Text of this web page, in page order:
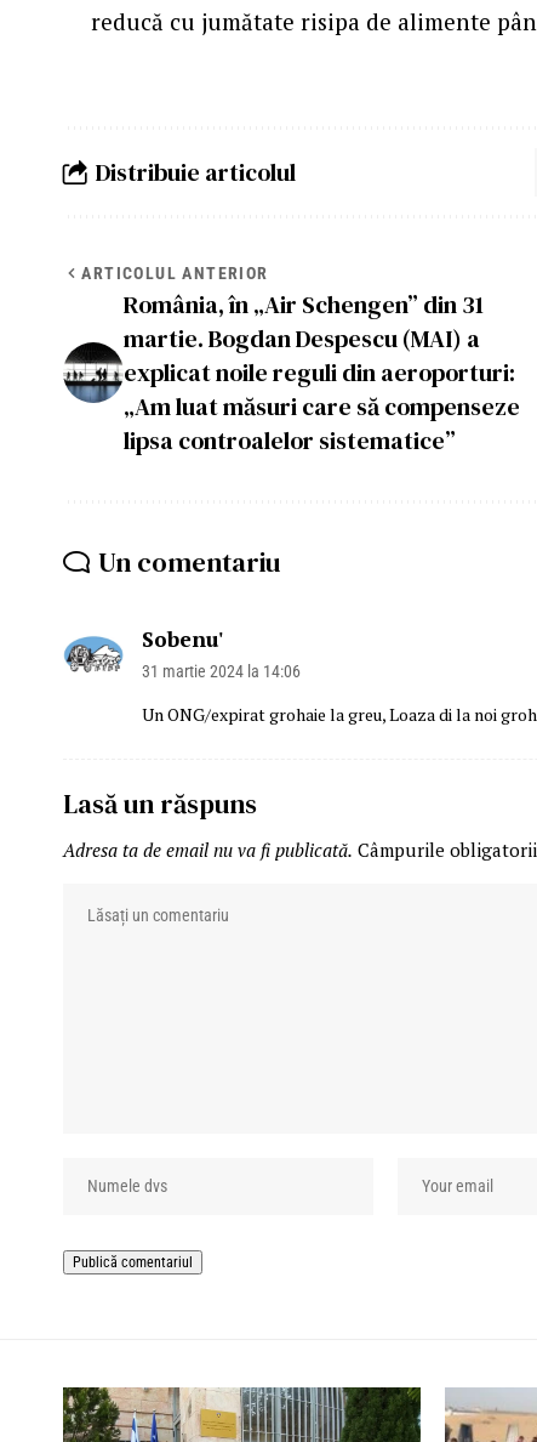
reducă cu jumătate risipa de alimente
Distribuie articolul
ARTICOLUL ANTERIOR
România, în „Air Schengen” din 31
martie. Bogdan Despescu (MAI) a
explicat noile reguli din aeroporturi:
„Am luat măsuri care să compenseze
lipsa controalelor sistematice”
Un comentariu
Sobenu'
31 martie 2024 la 14:06
Un ONG/expirat grohaie la greu, Loaza di la noi
Lasă un răspuns
Adresa ta de email nu va fi publicată. Câmpurile